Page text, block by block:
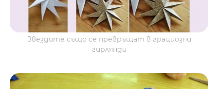
Звездите също се превръщат в грациозни
гирлянди